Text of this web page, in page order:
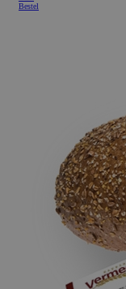
Bestel